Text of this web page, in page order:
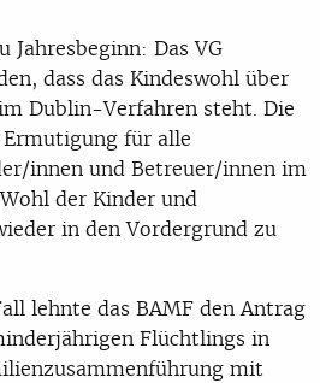
Das VG
dass das Kindeswohl über
Dublin-Verfahren steht. Die
für alle
innen und Betreuer/innen im
der Kinder und
in den Vordergrund zu
lehnte das BAMF den Antrag
Flüchtlings in
mit